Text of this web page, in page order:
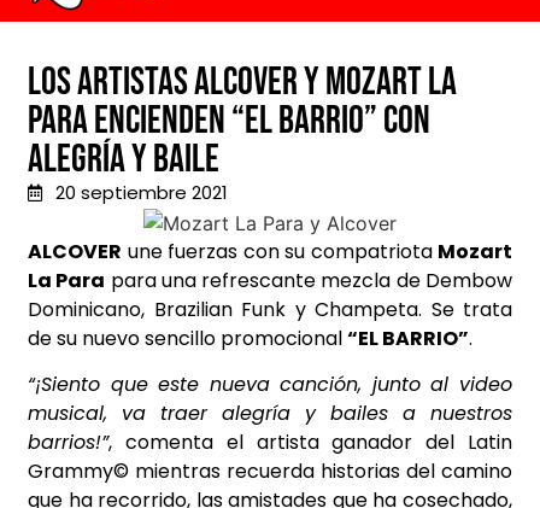
Los artistas Alcover y Mozart La
Para encienden “El Barrio” con
alegría y baile
20 septiembre 2021
ALCOVER une fuerzas con su compatriota Mozart
La Para para una refrescante mezcla de Dembow
Dominicano, Brazilian Funk y Champeta. Se trata
de su nuevo sencillo promocional“EL BARRIO”.
“¡Siento que este nueva canción, junto al video
musical, va traer alegría y bailes a nuestros
barrios!”, comenta el artista ganador del Latin
Grammy©️ mientras recuerda historias del camino
que ha recorrido, las amistades que ha cosechado,